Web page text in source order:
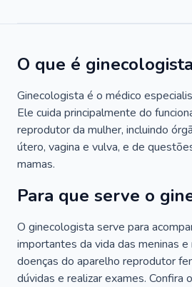
O que é
Ginecologista é o médico
Ele cuida principalmente do
reprodutor da mulher, incluindo
útero, vagina e vulva, e de
mamas.
Para que serve o
O ginecologista serve para
importantes da vida das meninas
doenças do aparelho reprodutor
dúvidas e realizar exames. Confira